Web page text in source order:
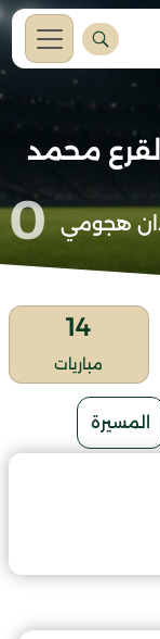
محمد
هجومي 0
14
مباريات
المسيرة